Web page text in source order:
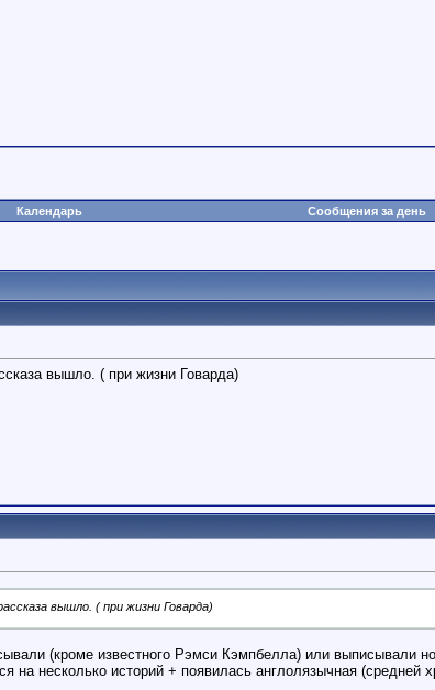
Календарь Сообщения за день
вышло. ( при жизни Говарда)
вышло. ( при жизни Говарда)
(кроме известного Рэмси Кэмпбелла) или выписывали
несколько историй + появилась англолязычная (средней